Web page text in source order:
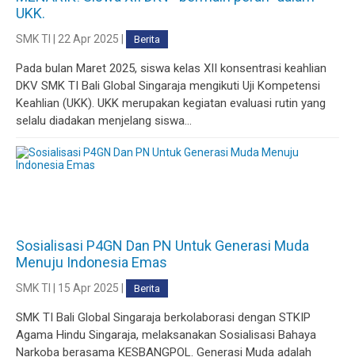
UKK.
SMK TI | 22 Apr 2025 | Berita
Pada bulan Maret 2025, siswa kelas XII konsentrasi keahlian
DKV SMK TI Bali Global Singaraja mengikuti Uji Kompetensi
Keahlian (UKK). UKK merupakan kegiatan evaluasi rutin yang
selalu diadakan menjelang siswa...
Sosialisasi P4GN Dan PN Untuk Generasi Muda
Menuju Indonesia Emas
SMK TI | 15 Apr 2025 | Berita
SMK TI Bali Global Singaraja berkolaborasi dengan STKIP
Agama Hindu Singaraja, melaksanakan Sosialisasi Bahaya
Narkoba berasama KESBANGPOL. Generasi Muda adalah